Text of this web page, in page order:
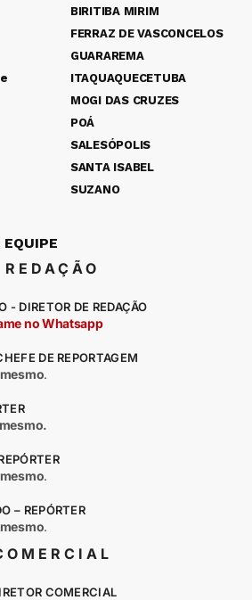
BIRITIBA MIRIM
FERRAZ DE VASCONCELOS
GUARAREMA
ITAQUAQUECETUBA
MOGI DAS CRUZES
POÁ
SALESÓPOLIS
SANTA ISABEL
SUZANO
REDAÇÃO
- DIRETOR DE REDAÇÃO
no Whatsapp
DE REPORTAGEM
.
.
– REPÓRTER
.
COMERCIAL